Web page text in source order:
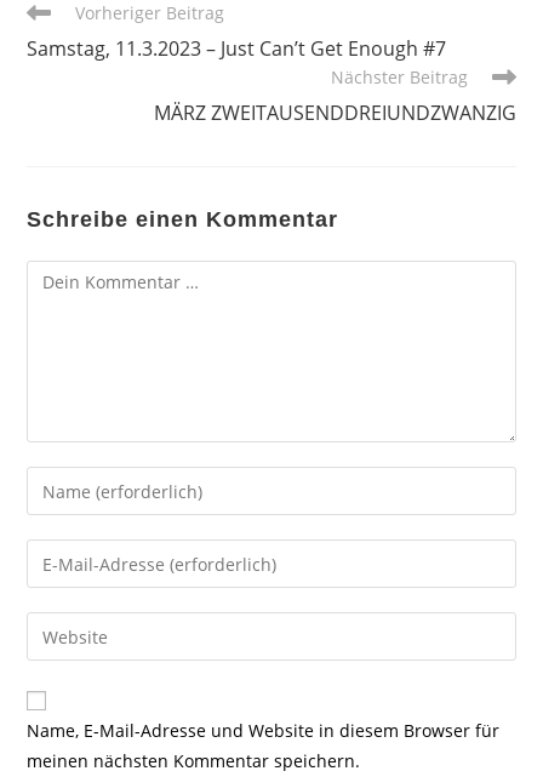
Weitere
ansehen
Vorheriger Beitrag
Samstag, 11.3.2023 – Just Can’t Get Enough #7
Nächster Beitrag
MÄRZ ZWEITAUSENDDREIUNDZWANZIG
Schreibe einen Kommentar
Kommentar
Gib
deinen
Namen
oder
zum
Kommentieren
ein
Gib
deine
E-
Mail-
zum
Kommentieren
ein
Gib
deine
Website-
URL
Name, E-Mail-Adresse und Website in diesem Browser für
meinen nächsten Kommentar speichern.